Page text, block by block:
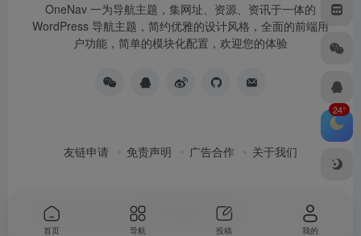
OneNav 一为导航主题，集网址、资源、资讯于一体的
WordPress 导航主题，简约优雅的设计风格，全面的前端用
户功能，简单的模块化配置，欢迎您的体验
友链申请 免责声明 广告合作 关于我们
Copyright © 2026 一为导航 强力驱动
24°
首页 导航 投稿 我的